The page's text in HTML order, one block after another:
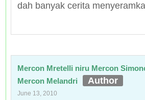
dah banyak cerita
Mercon Mretelli niru Mercon
Mercon Melandri
June 13, 2010